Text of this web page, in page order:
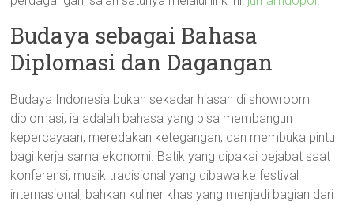
Budaya sebagai Bahasa
Diplomasi dan Dagangan
Budaya Indonesia bukan sekadar hiasan di showroom
diplomasi; ia adalah bahasa yang bisa membangun
kepercayaan, meredakan ketegangan, dan membuka pintu
bagi kerja sama ekonomi. Batik yang dipakai pejabat saat
konferensi, musik tradisional yang dibawa ke festival
internasional, bahkan kuliner khas yang menjadi bagian dari